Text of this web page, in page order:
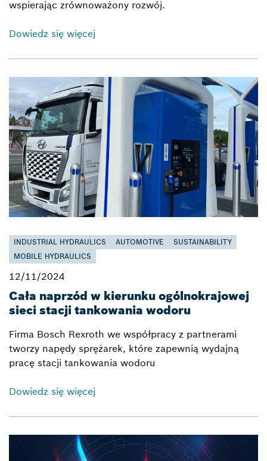
wspierając zrównoważony rozwój.
Dowiedz się więcej
INDUSTRIAL HYDRAULICS AUTOMOTIVE
SUSTAINABILITY
MOBILE HYDRAULICS
12/11/2024
Cała naprzód w kierunku ogólnokrajowej
sieci stacji tankowania wodoru
Firma Bosch Rexroth we współpracy z partnerami
tworzy napędy sprężarek, które zapewnią wydajną
pracę stacji tankowania wodoru
Dowiedz się więcej